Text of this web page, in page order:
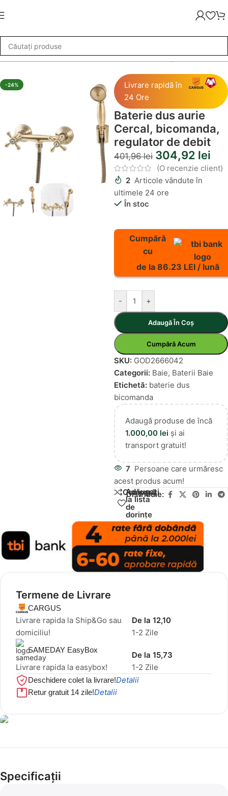
»Baterie dus aurie Cercal, bicomanda, regulator de debit
-24%
Livrare rapidă în
24 Ore
Baterie dus aurie
Cercal, bicomanda,
regulator de debit
401,96lei 304,92 lei
(O recenzie client)
2 Articole vândute în
ultimele 24 ore
În stoc
Cumpără
cu
de la 86.23 LEI / lună
- +
Adaugă În Coș
Cumpără Acum
SKU: GOD2666042
Categorii: Baie, Baterii Baie
Etichetă: baterie dus
bicomanda
Adaugă produse de încă
1.000,00 lei și ai
transport gratuit!
7 Persoane care urmăresc
acest produs acum!
Compară
Adăugați
la lista
de
dorințe
Distribuie:
Termene de Livrare
CARGUS
Livrare rapida la Ship&Go sau
domiciliu!
1-2 Zile
De la 12,10
SAMEDAY EasyBox
Livrare rapida la easybox! 1-2 Zile
De la 15,73
Deschidere colet la livrare!Detalii
Retur gratuit 14 zile!Detalii
Cel mai mic preț!
56,86 LEI
Specificații